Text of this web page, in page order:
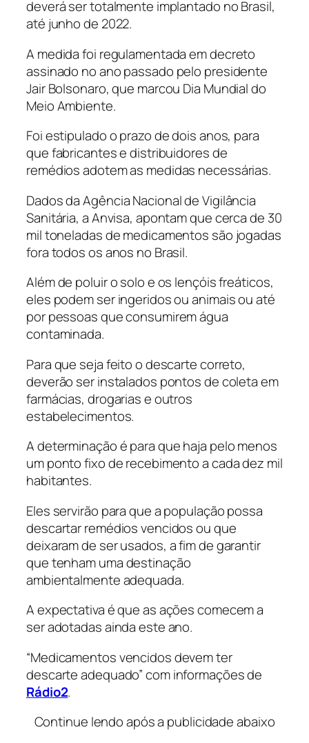
deverá ser totalmente implantado no Brasil,
até junho de 2022.
A medida foi regulamentada em decreto
assinado no ano passado pelo presidente
Jair Bolsonaro, que marcou Dia Mundial do
Meio Ambiente.
Foi estipulado o prazo de dois anos, para
que fabricantes e distribuidores de
remédios adotem as medidas necessárias.
Dados da Agência Nacional de Vigilância
Sanitária, a Anvisa, apontam que cerca de 30
mil toneladas de medicamentos são jogadas
fora todos os anos no Brasil.
Além de poluir o solo e os lençóis freáticos,
eles podem ser ingeridos ou animais ou até
por pessoas que consumirem água
contaminada.
Para que seja feito o descarte correto,
deverão ser instalados pontos de coleta em
farmácias, drogarias e outros
estabelecimentos.
A determinação é para que haja pelo menos
um ponto fixo de recebimento a cada dez mil
habitantes.
Eles servirão para que a população possa
descartar remédios vencidos ou que
deixaram de ser usados, a fim de garantir
que tenham uma destinação
ambientalmente adequada.
A expectativa é que as ações comecem a
ser adotadas ainda este ano.
“Medicamentos vencidos devem ter
descarte adequado” com informações de
Rádio2.
Continue lendo após a publicidade abaixo